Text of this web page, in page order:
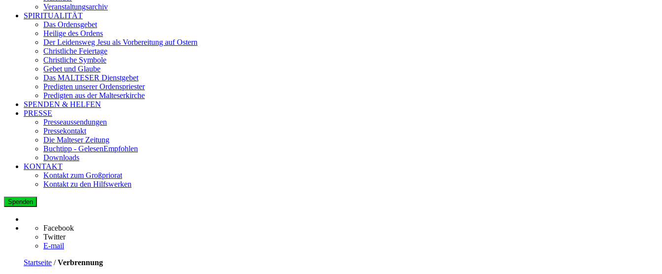
Veranstaltungsarchiv
SPIRITUALITÄT
Das Ordensgebet
Heilige des Ordens
Der Leidensweg Jesu als Vorbereitung auf Ostern
Christliche Feiertage
Christliche Symbole
Gebet und Glaube
Das MALTESER Dienstgebet
Predigten unserer Ordenspriester
Predigten aus der Malteserkirche
SPENDEN & HELFEN
PRESSE
Presseaussendungen
Pressekontakt
Die Malteser Zeitung
Buchtipp - GelesenEmpfohlen
Downloads
KONTAKT
Kontakt zum Großpriorat
Kontakt zu den Hilfswerken
Spenden
Facebook
Twitter
E-mail
Startseite /Verbrennung